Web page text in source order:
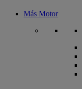
Más Motor